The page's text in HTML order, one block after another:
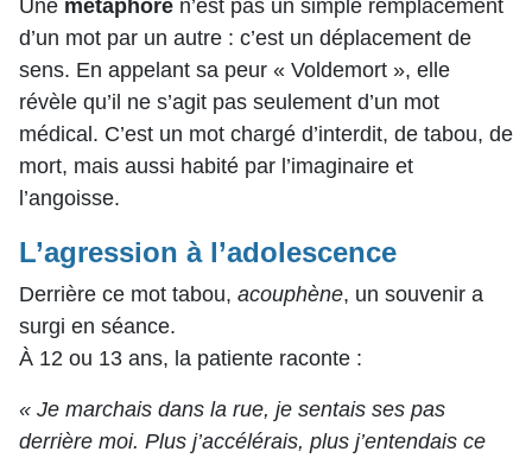
Une métaphore n’est pas un simple remplacement
d’un mot par un autre : c’est un déplacement de
sens. En appelant sa peur « Voldemort », elle
révèle qu’il ne s’agit pas seulement d’un mot
médical. C’est un mot chargé d’interdit, de tabou, de
mort, mais aussi habité par l’imaginaire et
l’angoisse.
L’agression à l’adolescence
Derrière ce mot tabou, acouphène, un souvenir a
surgi en séance.
À 12 ou 13 ans, la patiente raconte :
« Je marchais dans la rue, je sentais ses pas
derrière moi. Plus j’accélérais, plus j’entendais ce